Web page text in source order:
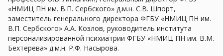
«НМИЦ ПН им. В.П. Сербского» д.м.н. С.В. Шпорт,
заместитель генерального директора ФГБУ «НМИЦ ПН им.
В.П. Сербского» А.А. Козлов, руководитель института
персонализированной психиатрии ФГБУ «НМИЦ ПН им. В.М.
Бехтерева» д.м.н. Р.Ф. Насырова.